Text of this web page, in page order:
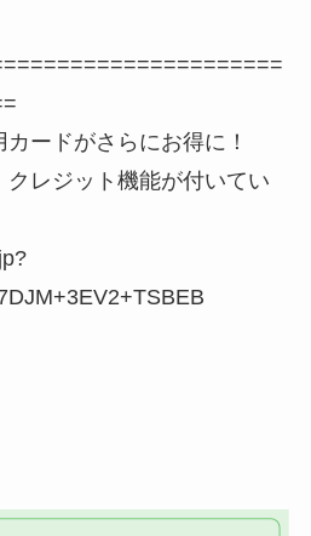
ードがさらにお得に！
レジット機能が付いてい